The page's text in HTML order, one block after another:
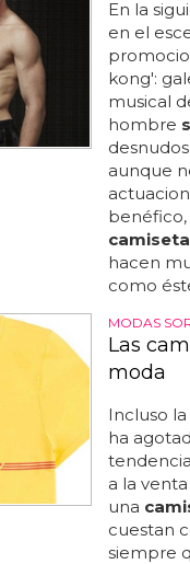
En la
en el
kong':
musical
hombre
aunque
benéfico,
camiseta
hacen
como
MODAS
Las
moda
Incluso la
ha
a la
una
cuestan
siempre